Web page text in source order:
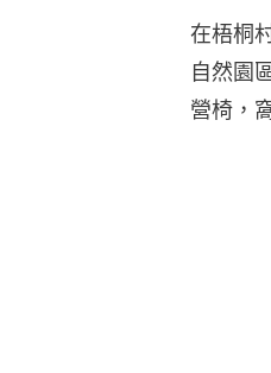
在梧桐
自然園
營椅，